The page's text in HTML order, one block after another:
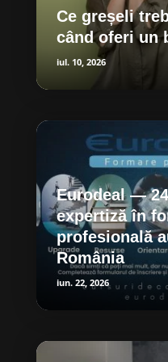
Ce greșeli
când oferi un
iul. 10, 2026
Eurodeal —
expertiză în
profesională
România
iun. 22, 2026